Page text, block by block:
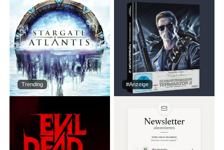
Trending #Anzeige